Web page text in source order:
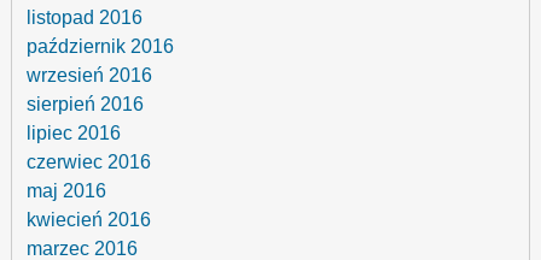
listopad 2016
październik 2016
wrzesień 2016
sierpień 2016
lipiec 2016
czerwiec 2016
maj 2016
kwiecień 2016
marzec 2016